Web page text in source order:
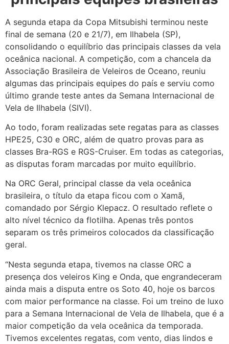
A segunda etapa da Copa Mitsubishi terminou neste
final de semana (20 e 21/7), em Ilhabela (SP),
consolidando o equilíbrio das principais classes da vela
oceânica nacional. A competição, com a chancela da
Associação Brasileira de Veleiros de Oceano, reuniu
algumas das principais equipes do país e serviu como
último grande teste antes da Semana Internacional de
Vela de Ilhabela (SIVI).
Ao todo, foram realizadas sete regatas para as classes
HPE25, C30 e ORC, além de quatro provas para as
classes Bra-RGS e RGS-Cruiser. Em todas as categorias,
as disputas foram marcadas por muito equilíbrio.
Na ORC Geral, principal classe da vela oceânica
brasileira, o título da etapa ficou com o Xamã,
comandado por Sérgio Klepacz. O resultado reflete o
alto nível técnico da flotilha. Apenas três pontos
separam os três primeiros colocados da classificação
geral.
“Nesta segunda etapa, tivemos na classe ORC a
presença dos veleiros King e Onda, que engrandeceram
ainda mais a disputa entre os Soto 40, hoje os barcos
com maior performance na classe. Foi um treino de luxo
para a Semana Internacional de Vela de Ilhabela, que é a
maior competição da vela oceânica da temporada.
Tivemos excelentes regatas, com vento, dias lindos e